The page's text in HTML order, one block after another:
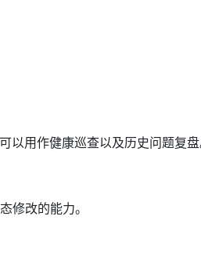
以用作健康巡查以及历史问题复
修改的能力。